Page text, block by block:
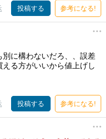
投稿する 参考になる!
に構わないだろ、、誤差
る方がいいから値上げし
投稿する 参考になる!